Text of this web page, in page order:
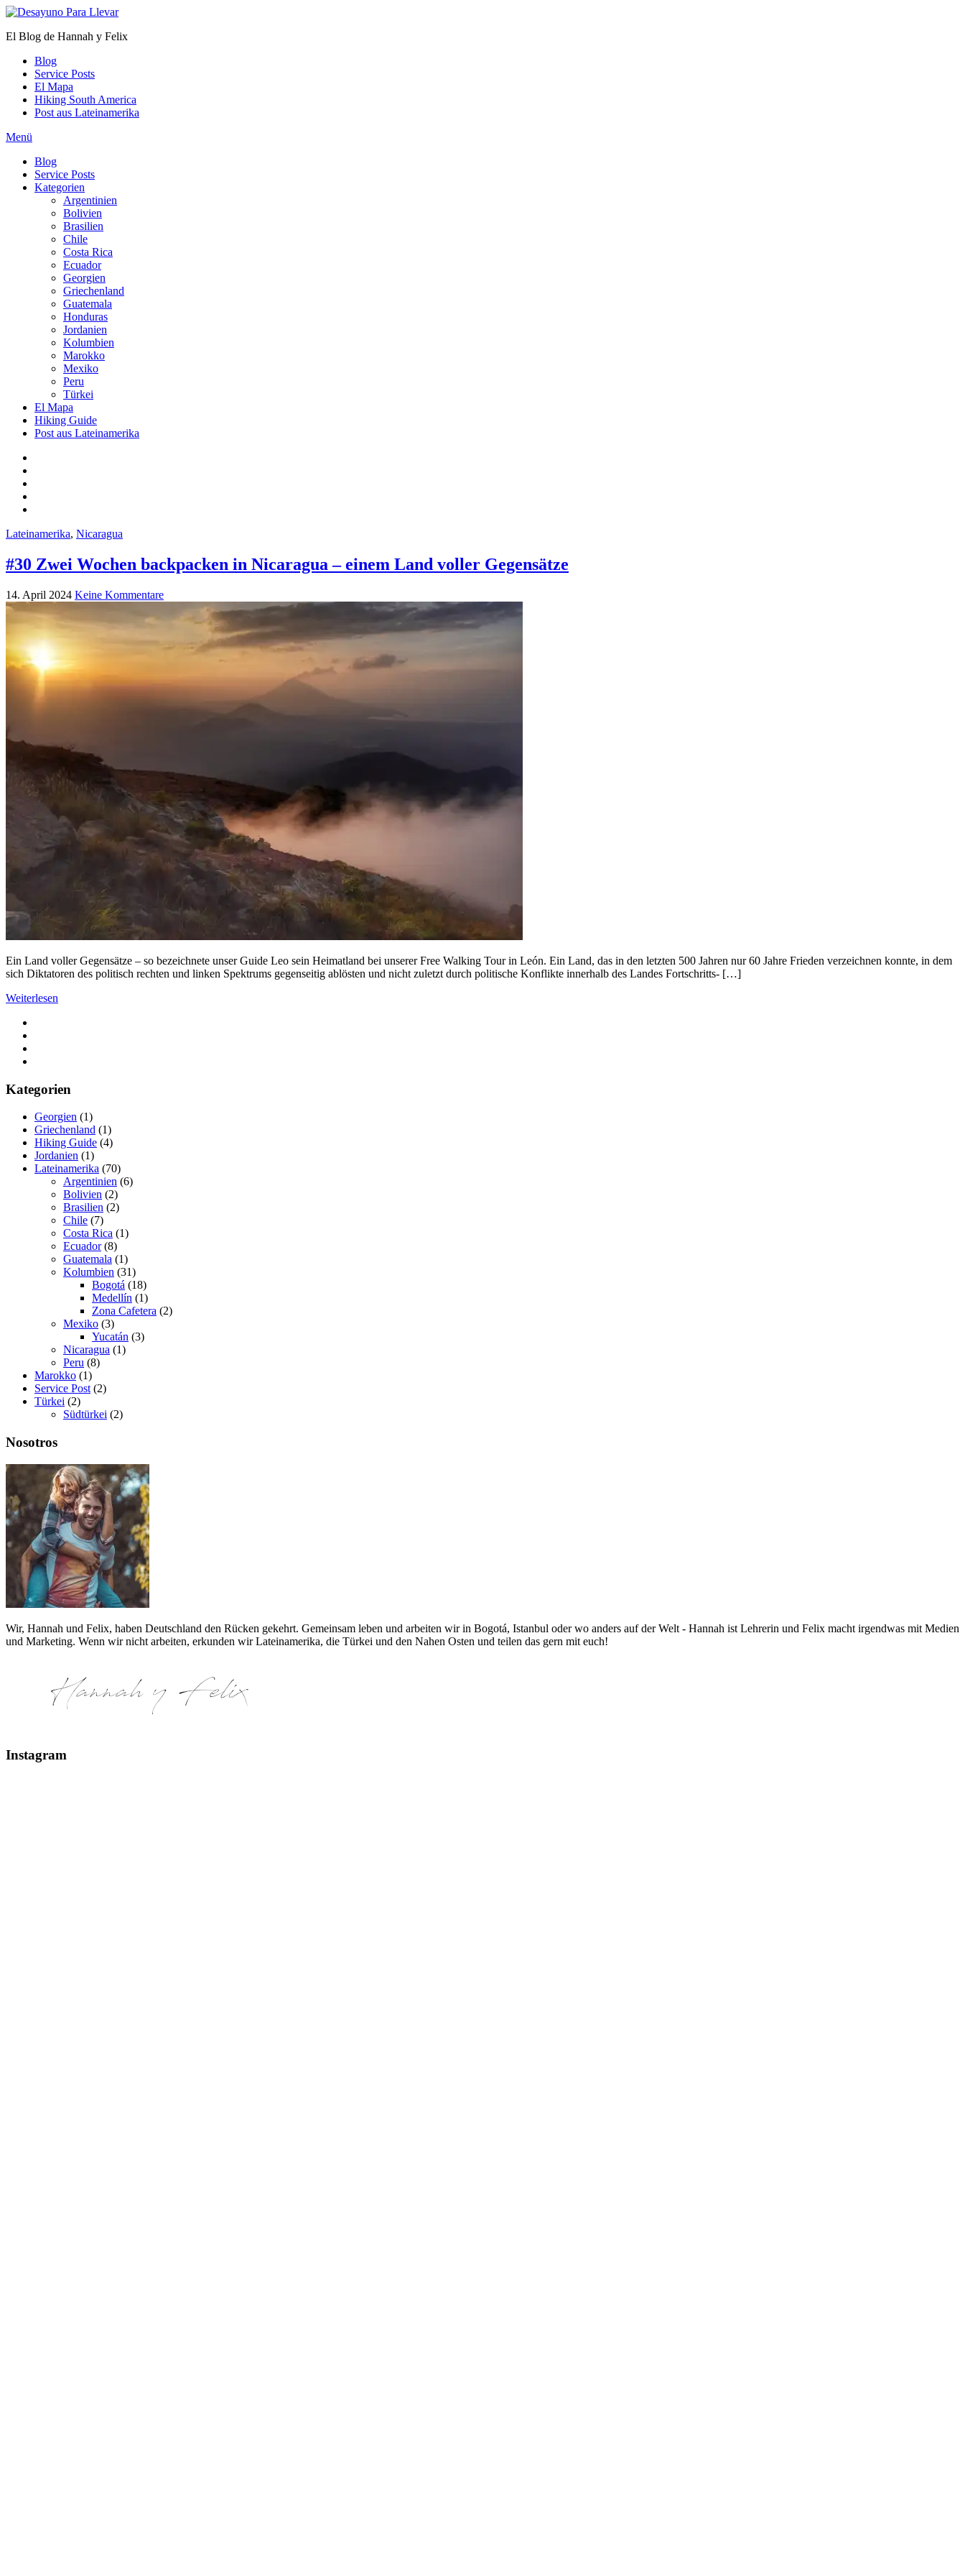
Zum
springen
El Blog de Hannah y Felix
Blog
Service Posts
El Mapa
Hiking South America
Post aus Lateinamerika
Menü
Blog
Service Posts
Kategorien
Argentinien
Bolivien
Brasilien
Chile
Costa Rica
Ecuador
Georgien
Griechenland
Guatemala
Honduras
Jordanien
Kolumbien
Marokko
Mexiko
Peru
Türkei
El Mapa
Hiking Guide
Post aus Lateinamerika
Lateinamerika, Nicaragua
#30 Zwei Wochen backpacken in Nicaragua – einem Land voller Gegensätze
14. April 2024 Keine Kommentare
Ein Land voller Gegensätze – so bezeichnete unser Guide Leo sein Heimatland bei unserer Free Walking Tour in León. Ein Land, das in den letzten 500 Jahren nur 60 Jahre Frieden verzeichnen konnte, in dem
sich Diktatoren des politisch rechten und linken Spektrums gegenseitig ablösten und nicht zuletzt durch politische Konflikte innerhalb des Landes Fortschritts- […]
Weiterlesen
Kategorien
Georgien (1)
Griechenland (1)
Hiking Guide (4)
Jordanien (1)
Lateinamerika (70)
Argentinien (6)
Bolivien (2)
Brasilien (2)
Chile (7)
Costa Rica (1)
Ecuador (8)
Guatemala (1)
Kolumbien (31)
Bogotá (18)
Medellín (1)
Zona Cafetera (2)
Mexiko (3)
Yucatán (3)
Nicaragua (1)
Peru (8)
Marokko (1)
Service Post (2)
Türkei (2)
Südtürkei (2)
Nosotros
Wir, Hannah und Felix, haben Deutschland den Rücken gekehrt. Gemeinsam leben und arbeiten wir in Bogotá, Istanbul oder wo anders auf der Welt - Hannah ist Lehrerin und Felix macht irgendwas mit Medien
und Marketing. Wenn wir nicht arbeiten, erkunden wir Lateinamerika, die Türkei und den Nahen Osten und teilen das gern mit euch!
Instagram